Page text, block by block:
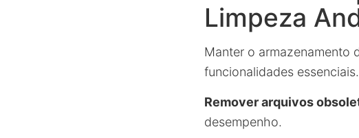
Limpeza
Manter o armazenamento
funcionalidades essenciais.
Remover arquivos
desempenho.